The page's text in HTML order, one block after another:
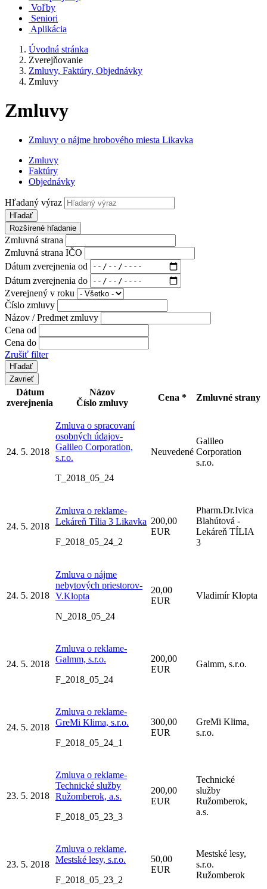
Voľby
Seniori
Aplikácia
Úvodná stránka
Zverejňovanie
Zmluvy, Faktúry, Objednávky
Zmluvy
Zmluvy
Zmluvy o nájme hrobového miesta Likavka
Zmluvy
Faktúry
Objednávky
Hľadaný výraz
Hľadať
Rozšírené hľadanie
Zmluvná strana
Zmluvná strana IČO
Dátum zverejnenia od
Dátum zverejnenia do
Zverejnený v roku
Číslo zmluvy
Názov / Predmet zmluvy
Cena od
Cena do
Zrušiť filter
Zavrieť
Dátum
zverejnenia
Názov
Číslo zmluvy
Cena * Zmluvné strany
24. 5. 2018
Zmluva o spracovaní
osobných údajov-
Galileo Corporation,
s.r.o.
T_2018_05_24
Neuvedené
Galileo
Corporation
s.r.o.
24. 5. 2018
Zmluva o reklame-
Lekáreň Tília 3 Likavka
F_2018_05_24_2
200,00
EUR
Pharm.Dr.Ivica
Blahútová -
Lekáreň TÍLIA
3
24. 5. 2018
Zmluva o nájme
nebytových priestorov-
V.Klopta
N_2018_05_24
20,00
EUR
Vladimír Klopta
24. 5. 2018
Zmluva o reklame-
Galmm, s.r.o.
F_2018_05_24
200,00
EUR
Galmm, s.r.o.
24. 5. 2018
Zmluva o reklame-
GreMi Klima, s.r.o.
F_2018_05_24_1
300,00
EUR
GreMi Klima,
s.r.o.
23. 5. 2018
Zmluva o reklame-
Technické služby
Ružomberok, a.s.
F_2018_05_23_3
200,00
EUR
Technické
služby
Ružomberok,
a.s.
23. 5. 2018
Zmluva o reklame,
Mestské lesy, s.r.o.
F_2018_05_23_2
50,00
EUR
Mestské lesy,
s.r.o.
Ružomberok